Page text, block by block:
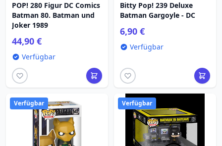
POP! 280 Figur DC Comics
Batman 80. Batman und
Joker 1989
44,90 €
Verfügbar
Bitty Pop! 239 Deluxe
Batman Gargoyle - DC
6,90 €
Verfügbar
Verfügbar Verfügbar